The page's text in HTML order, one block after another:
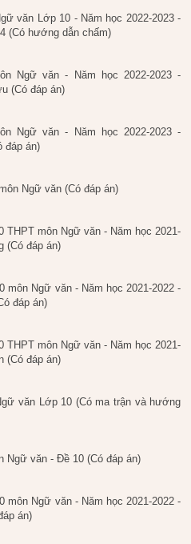
văn Lớp 10 - Năm học 2022-2023 -
(Có hướng dẫn chấm)
Ngữ văn - Năm học 2022-2023 -
(Có đáp án)
Ngữ văn - Năm học 2022-2023 -
đáp án)
Ngữ văn (Có đáp án)
THPT môn Ngữ văn - Năm học 2021-
(Có đáp án)
môn Ngữ văn - Năm học 2021-2022 -
đáp án)
THPT môn Ngữ văn - Năm học 2021-
(Có đáp án)
văn Lớp 10 (Có ma trận và hướng
Ngữ văn - Đề 10 (Có đáp án)
môn Ngữ văn - Năm học 2021-2022 -
án)